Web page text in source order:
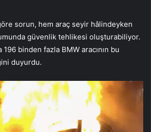
sorun, hem araç seyir hâlindeyken
güvenlik tehlikesi oluşturabiliyor.
binden fazla BMW aracının bu
duyurdu.